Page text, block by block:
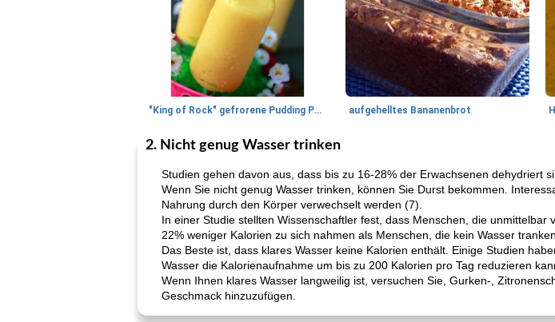
"King of Rock" gefrorene Pudding Pops aufgehelltes Bananenbrot
2. Nicht genug Wasser trinken
Studien gehen davon aus, dass bis zu 16-28% der Erwachsenen dehydriert
Wenn Sie nicht genug Wasser trinken, können Sie Durst bekommen.
Nahrung durch den Körper verwechselt werden (7).
In einer Studie stellten Wissenschaftler fest, dass Menschen, die
22% weniger Kalorien zu sich nahmen als Menschen, die kein Wasser
Das Beste ist, dass klares Wasser keine Kalorien enthält. Einige Studien
Wasser die Kalorienaufnahme um bis zu 200 Kalorien pro Tag reduzieren
Wenn Ihnen klares Wasser langweilig ist, versuchen Sie, Gurken-,
Geschmack hinzuzufügen.